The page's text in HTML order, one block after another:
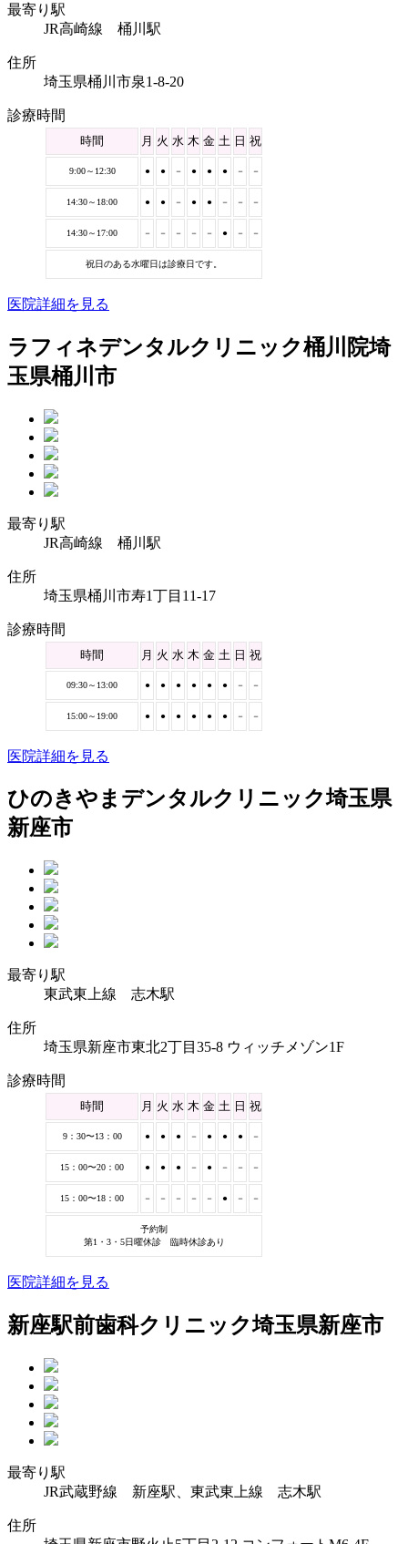
最寄り駅
JR高崎線 桶川駅
住所
埼玉県桶川市泉1-8-20
診療時間
時間 月 火 水 木 金 土 日 祝
9:00～12:30 ● ● － ● ● ● － －
14:30～18:00 ● ● － ● ● － － －
14:30～17:00 － － － － － ● － －
祝日のある水曜日は診療日です。
医院詳細を見る
ラフィネデンタルクリニック桶川院埼
玉県桶川市
最寄り駅
JR高崎線 桶川駅
住所
埼玉県桶川市寿1丁目11-17
診療時間
時間 月 火 水 木 金 土 日 祝
09:30～13:00 ● ● ● ● ● ● － －
15:00～19:00 ● ● ● ● ● ● － －
医院詳細を見る
ひのきやまデンタルクリニック埼玉県
新座市
最寄り駅
東武東上線 志木駅
住所
埼玉県新座市東北2丁目35-8 ウィッチメゾン1F
診療時間
時間 月 火 水 木 金 土 日 祝
9：30〜13：00 ● ● ● － ● ● ● －
15：00〜20：00 ● ● ● － ● － － －
15：00〜18：00 － － － － － ● － －
予約制
第1・3・5日曜休診 臨時休診あり
医院詳細を見る
新座駅前歯科クリニック埼玉県新座市
最寄り駅
JR武蔵野線 新座駅、東武東上線 志木駅
住所